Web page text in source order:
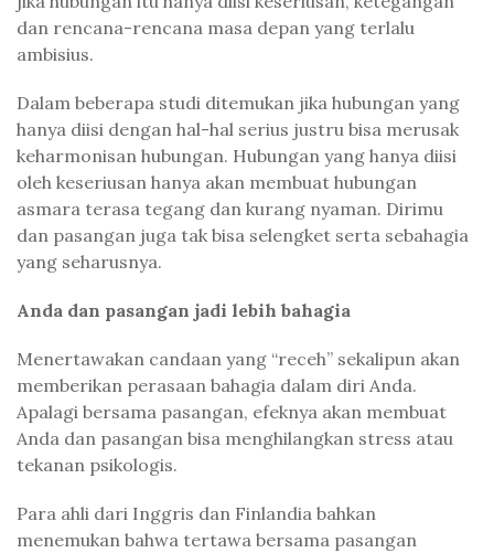
dan rencana-rencana masa depan yang terlalu
ambisius.
Dalam beberapa studi ditemukan jika hubungan yang
hanya diisi dengan hal-hal serius justru bisa merusak
keharmonisan hubungan. Hubungan yang hanya diisi
oleh keseriusan hanya akan membuat hubungan
asmara terasa tegang dan kurang nyaman. Dirimu
dan pasangan juga tak bisa selengket serta sebahagia
yang seharusnya.
Anda dan pasangan jadi lebih bahagia
Menertawakan candaan yang “receh” sekalipun akan
memberikan perasaan bahagia dalam diri Anda.
Apalagi bersama pasangan, efeknya akan membuat
Anda dan pasangan bisa menghilangkan stress atau
tekanan psikologis.
Para ahli dari Inggris dan Finlandia bahkan
menemukan bahwa tertawa bersama pasangan